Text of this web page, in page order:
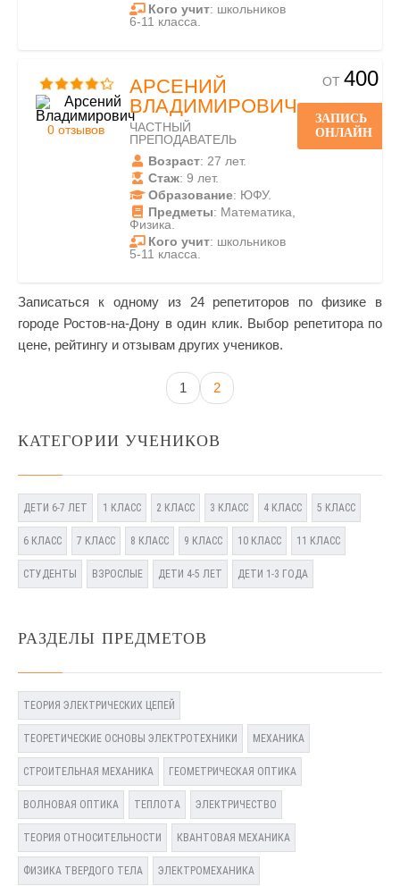
Кого учит: школьников
6-11 класса.
0 отзывов
АРСЕНИЙ
ВЛАДИМИРОВИЧ
ЧАСТНЫЙ
ПРЕПОДАВАТЕЛЬ
Возраст: 27 лет.
Стаж: 9 лет.
Образование: ЮФУ.
Предметы: Математика,
Физика.
Кого учит: школьников
5-11 класса.
ОТ 400
ЗАПИСЬ
ОНЛАЙН
Записаться к одному из 24 репетиторов по физике в
городе Ростов-на-Дону в один клик. Выбор репетитора по
цене, рейтингу и отзывам других учеников.
1 2
КАТЕГОРИИ УЧЕНИКОВ
ДЕТИ 6-7 ЛЕТ 1 КЛАСС 2 КЛАСС 3 КЛАСС 4 КЛАСС 5 КЛАСС
6 КЛАСС 7 КЛАСС 8 КЛАСС 9 КЛАСС 10 КЛАСС 11 КЛАСС
СТУДЕНТЫ ВЗРОСЛЫЕ ДЕТИ 4-5 ЛЕТ ДЕТИ 1-3 ГОДА
РАЗДЕЛЫ ПРЕДМЕТОВ
ТЕОРИЯ ЭЛЕКТРИЧЕСКИХ ЦЕПЕЙ
ТЕОРЕТИЧЕСКИЕ ОСНОВЫ ЭЛЕКТРОТЕХНИКИ МЕХАНИКА
СТРОИТЕЛЬНАЯ МЕХАНИКА ГЕОМЕТРИЧЕСКАЯ ОПТИКА
ВОЛНОВАЯ ОПТИКА ТЕПЛОТА ЭЛЕКТРИЧЕСТВО
ТЕОРИЯ ОТНОСИТЕЛЬНОСТИ КВАНТОВАЯ МЕХАНИКА
ФИЗИКА ТВЕРДОГО ТЕЛА ЭЛЕКТРОМЕХАНИКА